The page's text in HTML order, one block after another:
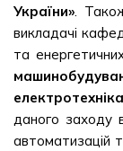
України».
викладачі
та
даного заходу
автоматизацій